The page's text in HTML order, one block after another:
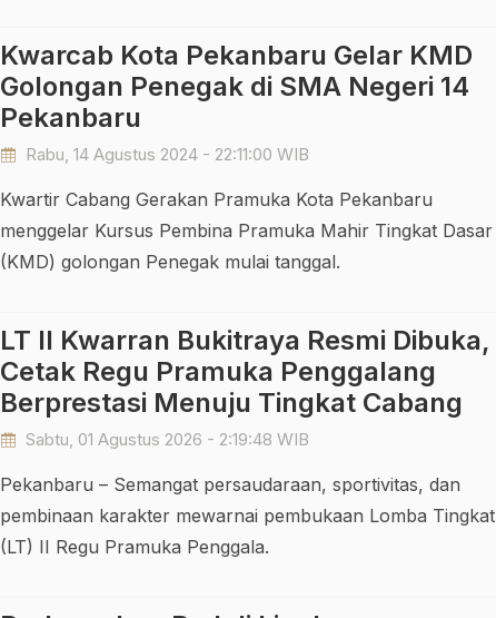
Kwarcab Kota Pekanbaru Gelar KMD
Golongan Penegak di SMA Negeri 14
Pekanbaru
Rabu, 14 Agustus 2024 - 22:11:00 WIB
Kwartir Cabang Gerakan Pramuka Kota Pekanbaru
menggelar Kursus Pembina Pramuka Mahir Tingkat Dasar
(KMD) golongan Penegak mulai tanggal.
LT II Kwarran Bukitraya Resmi Dibuka,
Cetak Regu Pramuka Penggalang
Berprestasi Menuju Tingkat Cabang
Sabtu, 01 Agustus 2026 - 2:19:48 WIB
Pekanbaru – Semangat persaudaraan, sportivitas, dan
pembinaan karakter mewarnai pembukaan Lomba Tingkat
(LT) II Regu Pramuka Penggala.